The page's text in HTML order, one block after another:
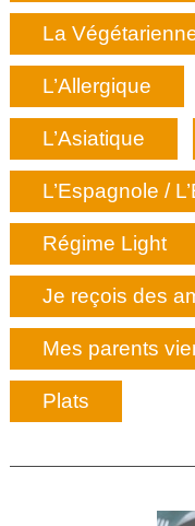
La
L’Allergique
L’Asiatique
L’Espagnole /
Régime Light
Je reçois des
Mes parents
Plats